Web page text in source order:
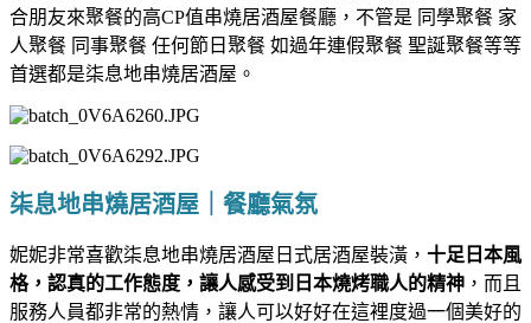
合朋友來聚餐的高CP值串燒居酒屋餐廳，不管是 同學聚餐 家
人聚餐 同事聚餐 任何節日聚餐 如過年連假聚餐 聖誕聚餐等等
首選都是柒息地串燒居酒屋。
柒息地串燒居酒屋｜餐廳氣氛
妮妮非常喜歡柒息地串燒居酒屋日式居酒屋裝潢， 十足日本風
格，認真的工作態度，讓人感受到日本燒烤職人的精神 ，而且
服務人員都非常的熱情，讓人可以好好在這裡度過一個美好的